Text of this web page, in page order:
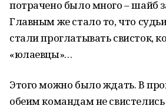
потрачено было много – шайб
Главным же стало то, что судьи
стали проглатывать свисток,
«юлаевцы»…
Этого можно было ждать. В
обеим командам не